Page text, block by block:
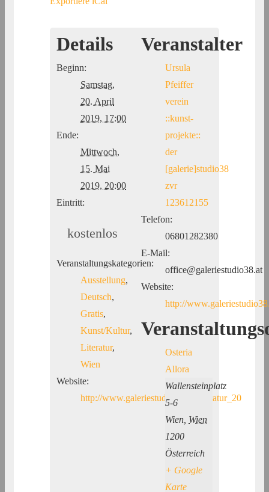
Details
Beginn:
Samstag,
20. April
2019, 17:00
Ende:
Mittwoch,
15. Mai
2019, 20:00
Eintritt:
kostenlos
Veranstaltungskategorien:
Ausstellung,
Deutsch,
Gratis,
Kunst/Kultur,
Literatur,
Wien
Website:
http://www.galeriestudio38.at/Literatur_20
Veranstalter
Ursula
Pfeiffer
verein
::kunst-
projekte::
der
[galerie]studio38
zvr
123612155
Telefon:
06801282380
E-Mail:
office@galeriestudio38.at
Website:
http://
Osteria
Allora
Wallensteinplatz
5-6
Wien Wien
1200
Österreich
+ Google
Karte